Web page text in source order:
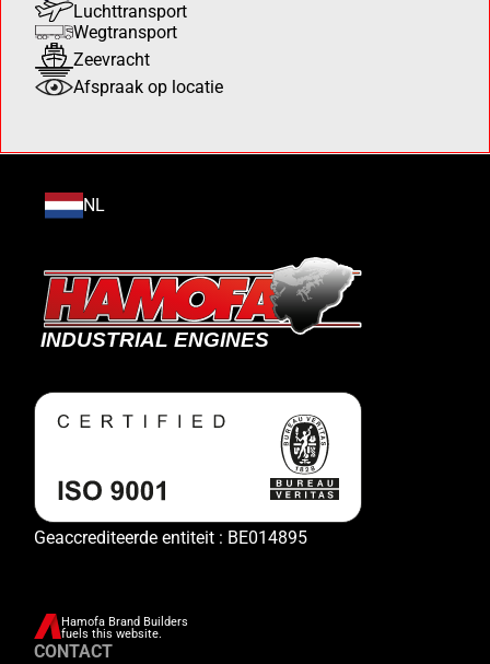
Luchttransport
Wegtransport
Zeevracht
Afspraak op locatie
NL
Geaccrediteerde entiteit : BE014895
Hamofa Brand Builders
fuels this website.
CONTACT